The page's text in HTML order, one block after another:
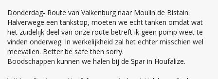
Donderdag- Route van Valkenburg naar Moulin de Bistain.
Halverwege een tankstop, moeten we echt tanken omdat wat
het zuidelijk deel van onze route betreft ik geen pomp weet te
vinden onderweg. In werkelijkheid zal het echter misschien wel
meevallen. Better be safe then sorry.
Boodschappen kunnen we halen bij de Spar in Houfalize.